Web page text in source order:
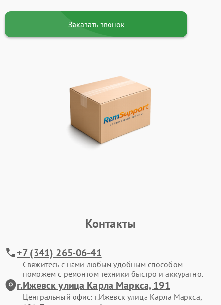
Заказать звонок
Контакты
+7 (341) 265-06-41
Свяжитесь с нами любым удобным способом —
поможем с ремонтом техники быстро и аккуратно.
г.Ижевск улица Карла Маркса, 191
Центральный офис: г.Ижевск улица Карла Маркса,